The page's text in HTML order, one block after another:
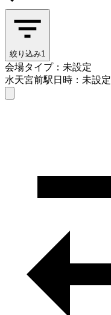
絞り込み1
会場タイプ：未設定
水天宮前駅日時：未設定